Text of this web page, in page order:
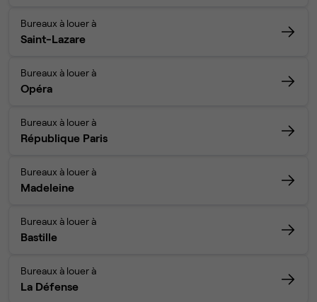
Bureaux à louer à
Saint-Lazare
Bureaux à louer à
Opéra
Bureaux à louer à
République Paris
Bureaux à louer à
Madeleine
Bureaux à louer à
Bastille
Bureaux à louer à
La Défense